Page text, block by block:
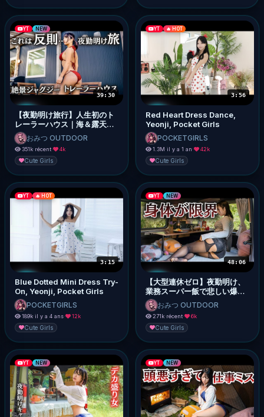
YT NEW
39:30
【夜勤明け旅行】人生初のト
レーラーハウス｜海＆露天ジ
ャグジーが想像以上で…！！
おみつ OUTDOOR
351k·récent· 4k
Cute Girls
YT 🔥 HOT
3:56
Red Heart Dress Dance,
Yeonji, Pocket Girls
POCKETGIRLS
1.3M·il y a 1 an· 42k
Cute Girls
YT 🔥 HOT
3:15
Blue Dotted Mini Dress Try-
On, Yeonji, Pocket Girls
POCKETGIRLS
189k·il y a 4 ans· 12k
Cute Girls
YT NEW
48:06
【大型連休ゼロ】夜勤明け、
業務スーパー飯で悲しい爆食
車中泊｜焼き鳥と酒
おみつ OUTDOOR
271k·récent· 6k
Cute Girls
YT NEW YT NEW